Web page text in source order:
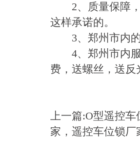
2、质量保障，
这样承诺的。
3、郑州市内的
4、郑州市内服
费，送螺丝，送反
上一篇:O型遥控
家，遥控车位锁